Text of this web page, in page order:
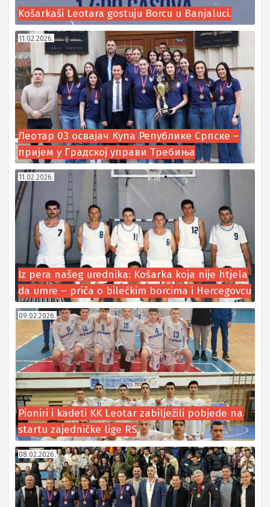
Košarkaši Leotara gostuju Borcu u Banjaluci.
11.02.2026.
Леотар 03 освајач Купа Републике Српске –
пријем у Градској управи Требиња
11.02.2026.
Iz pera našeg urednika: Košarka koja nije htjela
da umre – priča o bilećkim borcima i Hercegovcu
09.02.2026.
Pioniri i kadeti KK Leotar zabilježili pobjede na
startu zajedničke lige RS
08.02.2026.